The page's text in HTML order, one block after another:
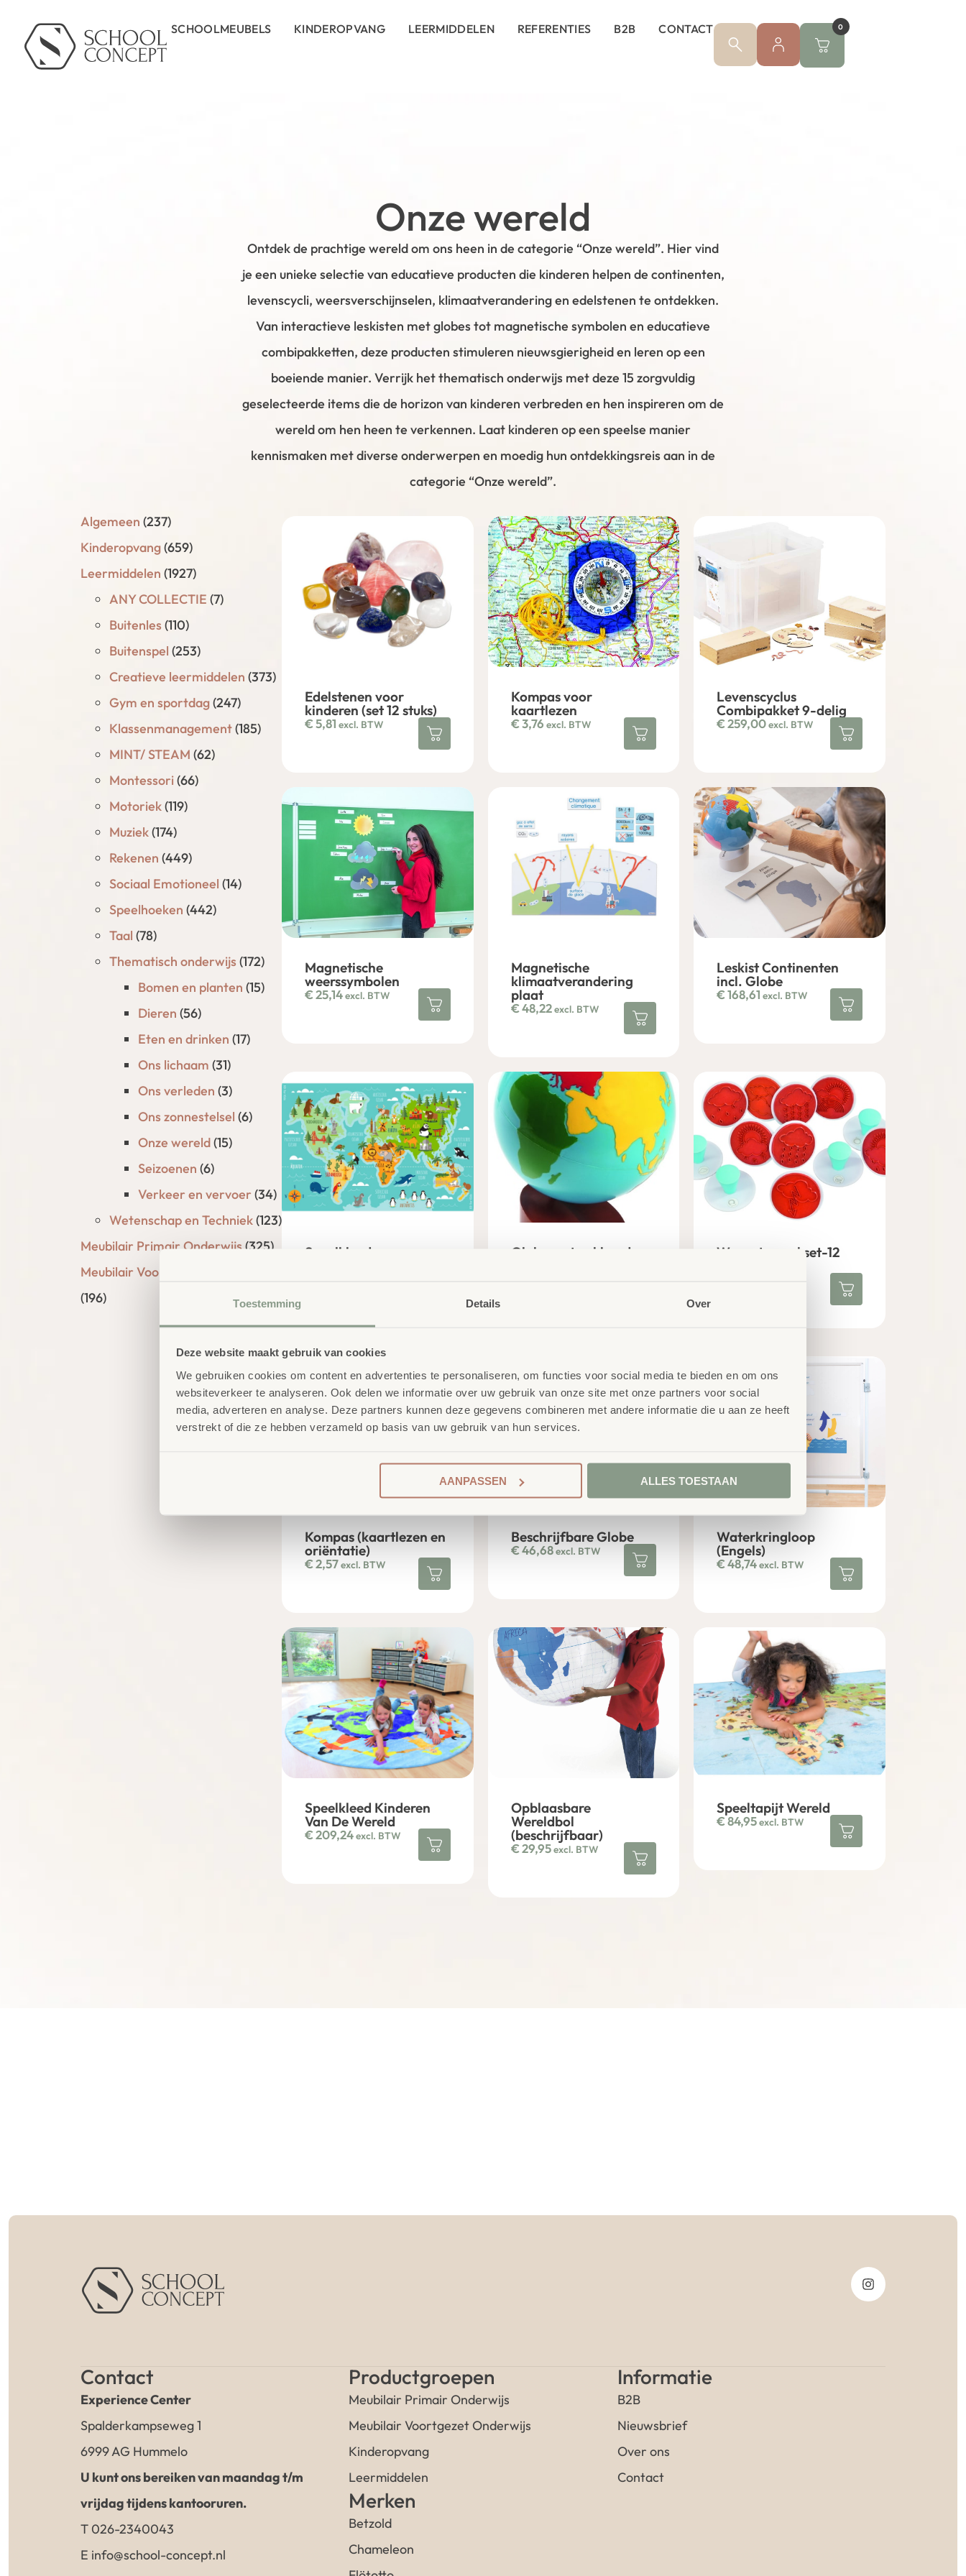
Toestemming Details Over
Deze website maakt gebruik van cookies
We gebruiken cookies om content en advertenties te personaliseren, om functies voor social media te bieden en om ons
websiteverkeer te analyseren. Ook delen we informatie over uw gebruik van onze site met onze partners voor social
media, adverteren en analyse. Deze partners kunnen deze gegevens combineren met andere informatie die u aan ze heeft
verstrekt of die ze hebben verzameld op basis van uw gebruik van hun services.
AANPASSEN ALLES TOESTAAN
SCHOOLMEUBELS KINDEROPVANG LEERMIDDELEN REFERENTIES B2B CONTACT 0
Onze wereld
Ontdek de prachtige wereld om ons heen in de categorie “Onze wereld”. Hier vind
je een unieke selectie van educatieve producten die kinderen helpen de continenten,
levenscycli, weersverschijnselen, klimaatverandering en edelstenen te ontdekken.
Van interactieve leskisten met globes tot magnetische symbolen en educatieve
combipakketten, deze producten stimuleren nieuwsgierigheid en leren op een
boeiende manier. Verrijk het thematisch onderwijs met deze 15 zorgvuldig
geselecteerde items die de horizon van kinderen verbreden en hen inspireren om de
wereld om hen heen te verkennen. Laat kinderen op een speelse manier
kennismaken met diverse onderwerpen en moedig hun ontdekkingsreis aan in de
categorie “Onze wereld”.
Algemeen (237)
Kinderopvang(659)
Leermiddelen (1927)
ANY COLLECTIE (7)
Buitenles (110)
Buitenspel (253)
Creatieve leermiddelen (373)
Gym en sportdag(247)
Klassenmanagement(185)
MINT/ STEAM (62)
Montessori(66)
Motoriek(119)
Muziek(174)
Rekenen (449)
Sociaal Emotioneel (14)
Speelhoeken (442)
Taal (78)
Thematisch onderwijs (172)
Bomen en planten (15)
Dieren (56)
Eten en drinken (17)
Ons lichaam (31)
Ons verleden (3)
Ons zonnestelsel (6)
Onze wereld(15)
Seizoenen (6)
Verkeer en vervoer(34)
Wetenschap en Techniek(123)
Meubilair Primair Onderwijs(325)
Meubilair Voortgezet Onderwijs
(196)
Edelstenen voor
kinderen (set 12 stuks)
€5,81 excl. BTW
Kompas voor
kaartlezen
€3,76 excl. BTW
Levenscyclus
Combipakket 9-delig
€259,00excl. BTW
Magnetische
weerssymbolen
€25,14excl. BTW
Magnetische
klimaatverandering
plaat
€48,22excl. BTW
Leskist Continenten
incl. Globe
€168,61 excl. BTW
Speelkleed - Globe met gekleurde Weer stempel set-12
Kompas (kaartlezen en
oriëntatie)
€2,57excl. BTW
Beschrijfbare Globe
€46,68excl. BTW
Waterkringloop
(Engels)
€48,74excl. BTW
Speelkleed Kinderen
Van De Wereld
€209,24excl. BTW
Opblaasbare
Wereldbol
(beschrijfbaar)
€29,95excl. BTW
Speeltapijt Wereld
€84,95excl. BTW
Contact
Experience Center
Spalderkampseweg 1
6999 AG Hummelo
U kunt ons bereiken van maandag t/m
vrijdag tijdens kantooruren.
T 026-2340043
E info@school-concept.nl
Productgroepen
Meubilair Primair Onderwijs
Meubilair Voortgezet Onderwijs
Kinderopvang
Leermiddelen
Merken
Betzold
Chameleon
Informatie
B2B
Nieuwsbrief
Over ons
Contact